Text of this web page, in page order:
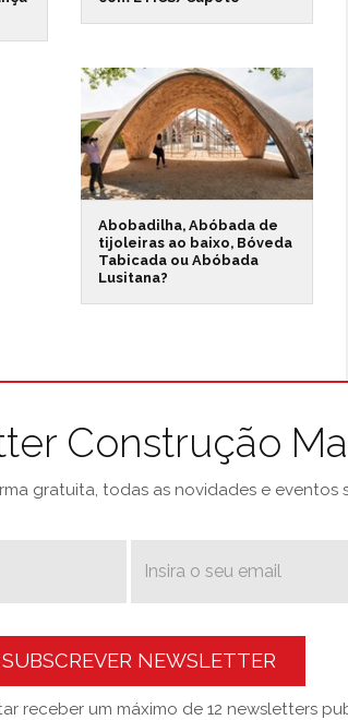
Abobadilha, Abóbada de
tijoleiras ao baixo, Bóveda
Tabicada ou Abóbada
Lusitana?
Construção
gratuita, todas as novidades e eventos
SUBSCREVER NEWSLETTER
receber um máximo de 12 newsletters